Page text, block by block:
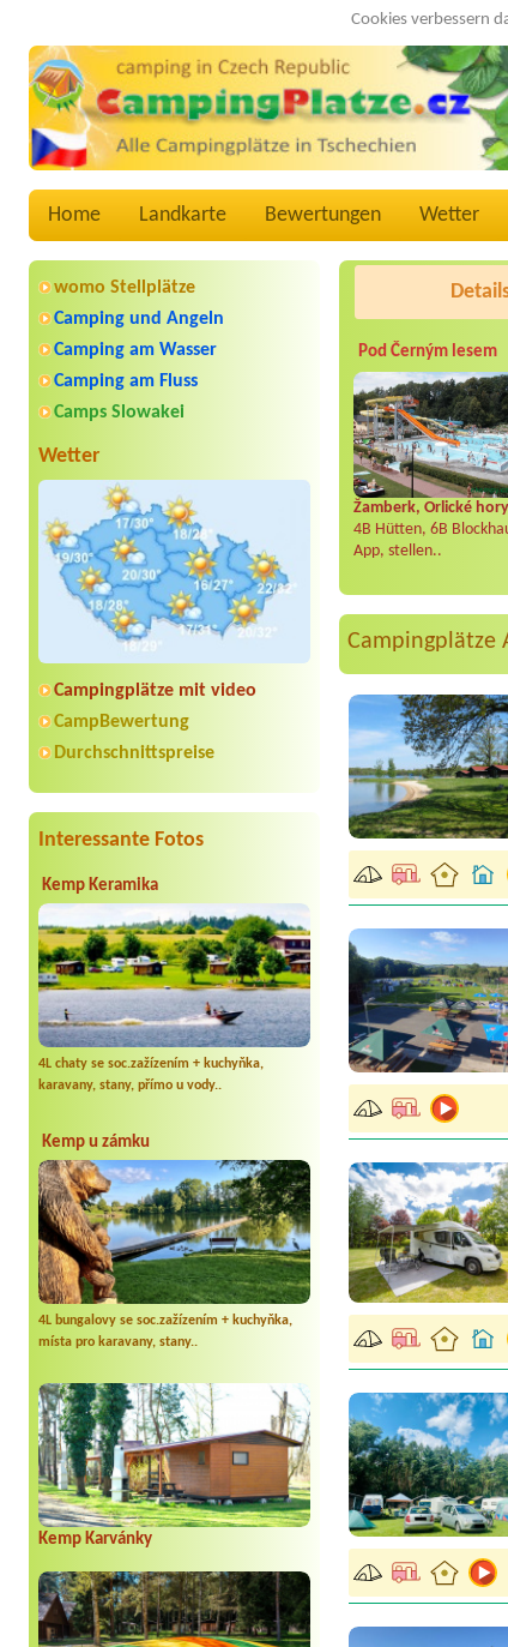
Cookies verbessern
Home Landkarte Bewertungen Wetter
womo Stellplätze
Camping und Angeln
Camping am Wasser
Camping am Fluss
Camps Slowakei
Wetter
Campingplätze mit video
CampBewertung
Durchschnittspreise
Interessante Fotos
Kemp Keramika
4L chaty se soc.zažízením + kuchyňka,
karavany, stany, přímo u vody..
Kemp u zámku
4L bungalovy se soc.zažízením + kuchyňka,
místa pro karavany, stany..
Kemp Karvánky
Pod Černým lesem
Žamberk, Orlické hory
4B Hütten, 6B
App, stellen..
Campingplätze